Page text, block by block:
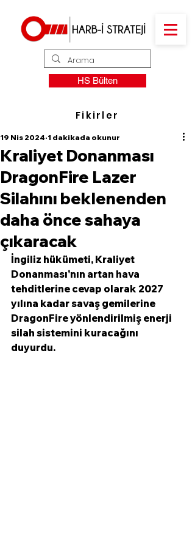
HS Bülten
Fikirler
Kraliyet Donanması
DragonFire Lazer
Silahını beklenenden
daha önce sahaya
çıkaracak
19 Nis 2024 1 dakikada okunur
İngiliz hükümeti, Kraliyet
Donanması'nın artan hava
tehditlerine cevap olarak 2027
yılına kadar savaş gemilerine
DragonFire yönlendirilmiş enerji
silah sistemini kuracağını
duyurdu.